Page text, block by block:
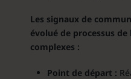
Les signaux de
évolué de processus de
complexes :
Point de départ :